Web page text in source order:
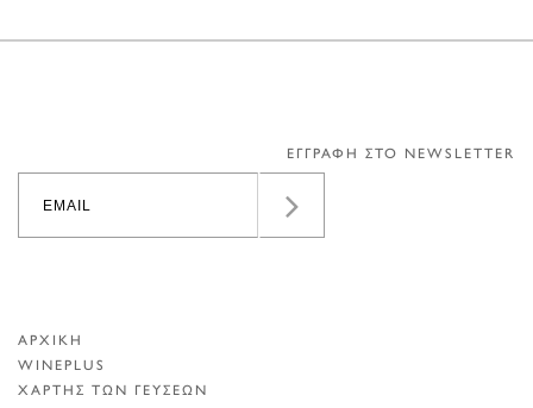
ΕΓΓΡΑΦΗ ΣΤΟ NEWSLETTER
ΑΡΧΙΚΗ
WINEPLUS
ΧΑΡΤΗΣ ΤΩΝ ΓΕΥΣΕΩΝ